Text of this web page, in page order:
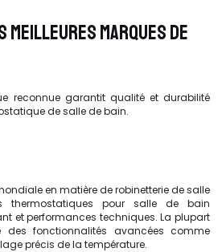
MEILLEURES MARQUES DE
reconnue garantit qualité et durabilité
de salle de bain.
en matière de robinetterie de salle
thermostatiques pour salle de bain
et performances techniques. La plupart
des fonctionnalités avancées comme
précis de la température.